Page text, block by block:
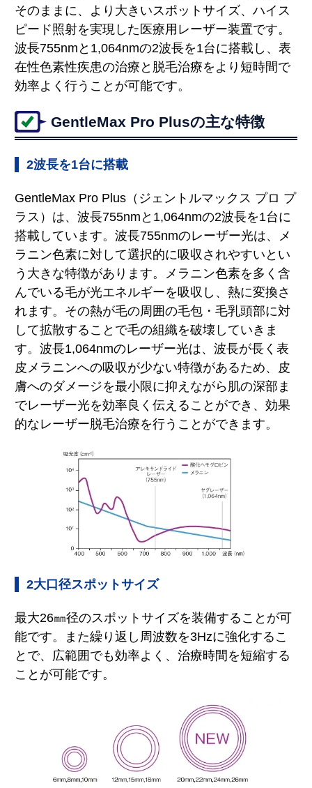
そのままに、より大きいスポットサイズ、ハイス
ピード照射を実現した医療用レーザー装置です。
波長755nmと1,064nmの2波長を1台に搭載し、表
在性色素性疾患の治療と脱毛治療をより短時間で
効率よく行うことが可能です。
GentleMax Pro Plusの主な特徴
2波長を1台に搭載
GentleMax Pro Plus（ジェントルマックス プロ プ
ラス）は、波長755nmと1,064nmの2波長を1台に
搭載しています。波長755nmのレーザー光は、メ
ラニン色素に対して選択的に吸収されやすいとい
う大きな特徴があります。メラニン色素を多く含
んでいる毛が光エネルギーを吸収し、熱に変換さ
れます。その熱が毛の周囲の毛包・毛乳頭部に対
して拡散することで毛の組織を破壊していきま
す。波長1,064nmのレーザー光は、波長が長く表
皮メラニンへの吸収が少ない特徴があるため、皮
膚へのダメージを最小限に抑えながら肌の深部ま
でレーザー光を効率良く伝えることができ、効果
的なレーザー脱毛治療を行うことができます。
2大口径スポットサイズ
最大26㎜径のスポットサイズを装備することが可
能です。また繰り返し周波数を3Hzに強化するこ
とで、広範囲でも効率よく、治療時間を短縮する
ことが可能です。